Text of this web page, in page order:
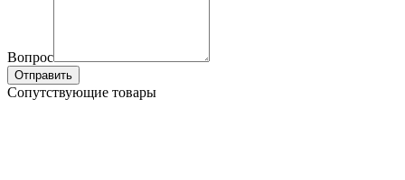
Вопрос
Отправить
Сопутствующие товары